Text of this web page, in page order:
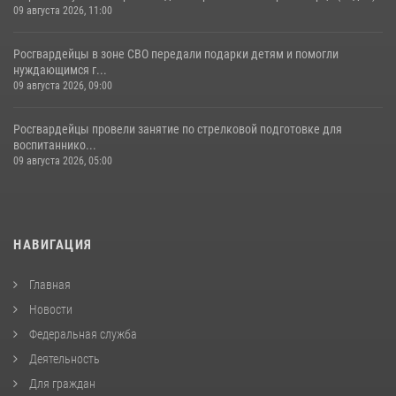
09 августа 2026, 11:00
Росгвардейцы в зоне СВО передали подарки детям и помогли
нуждающимся г...
09 августа 2026, 09:00
Росгвардейцы провели занятие по стрелковой подготовке для
воспитаннико...
09 августа 2026, 05:00
НАВИГАЦИЯ
Главная
Новости
Федеральная служба
Деятельность
Для граждан